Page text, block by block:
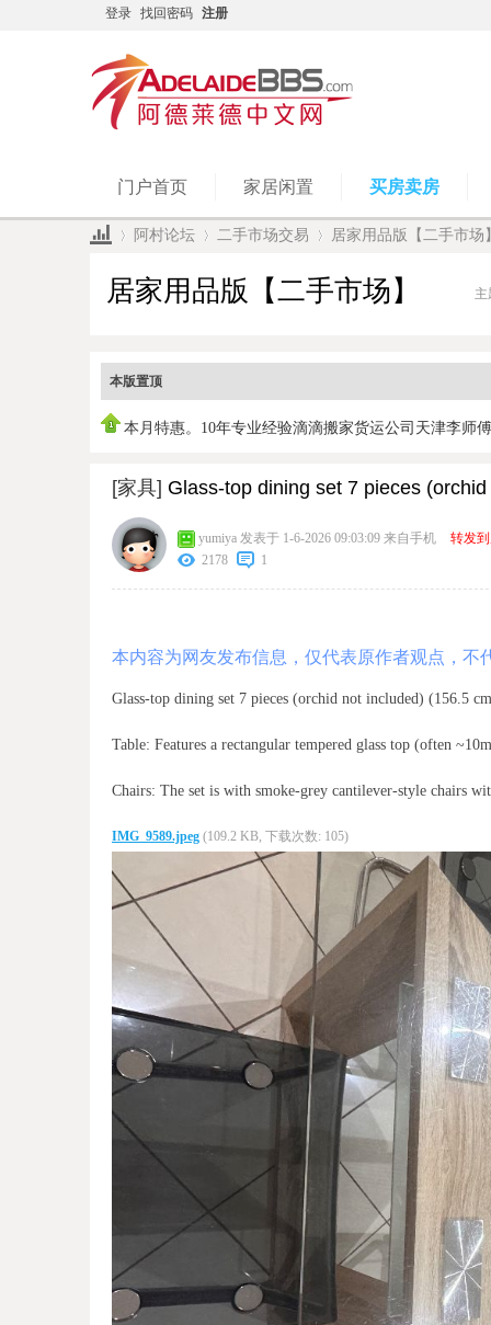
登录 找回密码 注册
门户首页 家居闲置 买房卖房
阿村论坛 二手市场交易 居家用品版【二手市场
居家用品版【二手市场】 主
本版置顶
本月特惠。10年专业经验滴滴搬家货运公司天津李师傅
[家具] Glass-top dining set 7 pieces (orchid
yumiya 发表于 1-6-2026 09:03:09 来自手机
转发
2178
1
本内容为网友发布信息，仅代表原作者观点，不
Glass-top dining set 7 pieces (orchid not included) (156.5
Table: Features a rectangular tempered glass top (often
Chairs: The set is with smoke-grey cantilever-style chairs
IMG_9589.jpeg (109.2 KB, 下载次数: 105)